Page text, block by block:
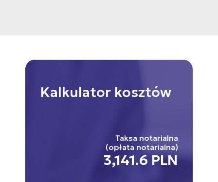
Kalkulator kosztów
Taksa notarialna
(opłata notarialna)
3,141.6 PLN